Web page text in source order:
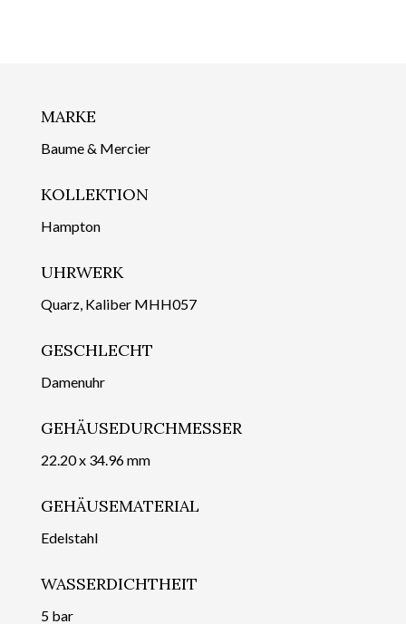
MARKE
Baume & Mercier
KOLLEKTION
Hampton
UHRWERK
Quarz, Kaliber MHH057
GESCHLECHT
Damenuhr
GEHÄUSEDURCHMESSER
22.20 x 34.96 mm
GEHÄUSEMATERIAL
Edelstahl
WASSERDICHTHEIT
5 bar